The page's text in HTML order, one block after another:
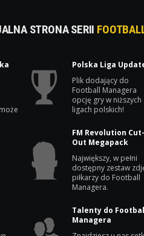
STRONA SERII
Polska Liga
Plik dodający do
Football Managera
opcję gry w niższych
ligach polskich!
FM Revolution
Out Megapack
Największy, w pełni
dostępny zestaw
piłkarzy do Football
Managera.
Talenty do
Managera